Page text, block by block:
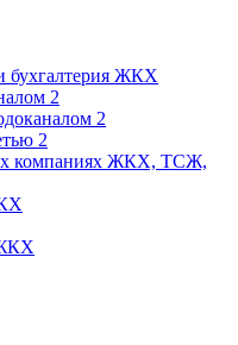
бухгалтерия ЖКХ
2
2
2
компаниях ЖКХ, ТСЖ,